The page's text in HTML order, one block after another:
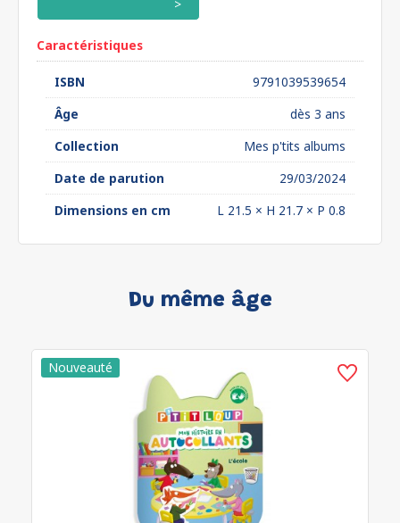
Caractéristiques
ISBN
9791039539654
Âge
dès 3 ans
Collection
Mes p'tits albums
Date de parution
29/03/2024
Dimensions en cm
L 21.5 × H 21.7 × P 0.8
Du même âge